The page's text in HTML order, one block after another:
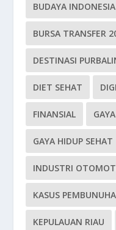
BUDAYA INDONESIA
BURSA TRANSFER
DESTINASI
DIET SEHAT
FINANSIAL
GAYA HIDUP SEHAT
INDUSTRI
KASUS
KEPULAUAN RIAU